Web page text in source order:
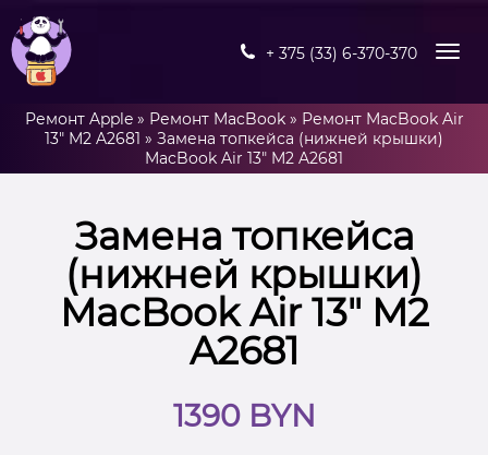
+ 375 (33) 6-370-370
Ремонт Apple» Ремонт MacBook» Ремонт MacBook Air
13" M2 A2681 » Замена топкейса (нижней крышки)
MacBook Air 13″ M2 A2681
Замена топкейса
(нижней крышки)
MacBook Air 13″ M2
A2681
1390 BYN